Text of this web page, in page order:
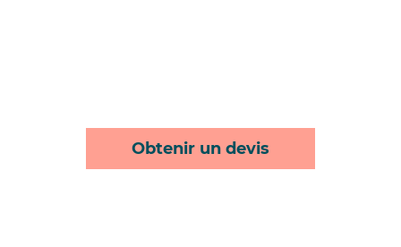
Obtenir un devis